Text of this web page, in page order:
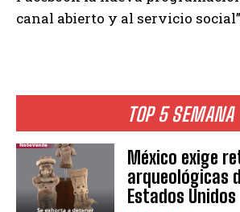
TOP 5 SEMANA
México exige
arqueológicas
Estados Unidos
canal abierto y al servicio